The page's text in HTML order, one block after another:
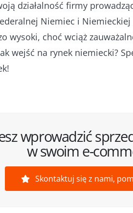
działalność firmy
Niemiec i
wysoki, choć wciąż
wejść na rynek niemiecki?
wprowadzić
w swoim e-
Skontaktuj się z nami,